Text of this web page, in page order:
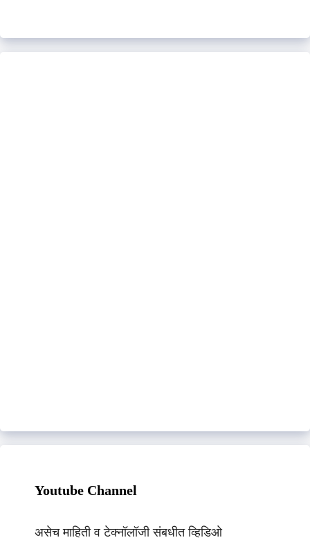
Youtube Channel
असेच माहिती व टेक्नॉलॉजी संबधीत व्हिडिओ